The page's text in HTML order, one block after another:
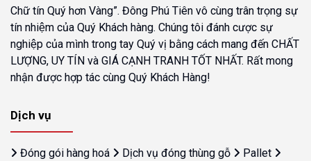
Chữ tín Quý hơn Vàng”. Đông Phú Tiên vô cùng trân trọng sự
tín nhiệm của Quý Khách hàng. Chúng tôi đánh cược sự
nghiệp của mình trong tay Quý vị bằng cách mang đến CHẤT
LƯỢNG, UY TÍN và GIÁ CẠNH TRANH TỐT NHẤT. Rất mong
nhận được hợp tác cùng Quý Khách Hàng!
Dịch vụ
Đóng gói hàng hoá Dịch vụ đóng thùng gỗ
Pallet